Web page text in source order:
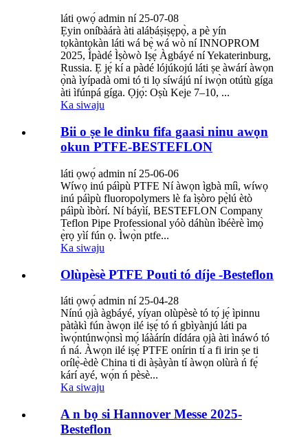
láti ọwọ́ admin ní 25-07-08
Ẹyin oníbàárà àti alábáṣiṣẹpọ̀, a pè yín
tọkàntọkàn láti wá bẹ̀ wá wò ní INNOPROM
2025, Ìpàdé Ìṣòwò Iṣẹ́ Àgbáyé ní Yekaterinburg,
Russia. Ẹ jẹ́ kí a pàdé lójúkojú láti ṣe àwárí àwọn
ọ̀nà ìyípadà omi tó ti lọ síwájú ní iwọ̀n otútù gíga
àti ìfúnpá gíga. Ọjọ́: Oṣù Keje 7–10, ...
Ka siwaju
Bii o ṣe le dinku fifa gaasi ninu awọn
okun PTFE-BESTEFLON
láti ọwọ́ admin ní 25-06-06
Wíwọ inú páìpù PTFE Ní àwọn ìgbà míì, wíwọ
inú páìpù fluoropolymers lè fa ìṣòro pẹ̀lú ètò
páìpù ìbòrí. Ní báyìí, BESTEFLON Company
Teflon Pipe Professional yóò dáhùn ìbéèrè ìmọ̀
ẹ̀rọ yìí fún ọ. Ìwọ̀n ptfe...
Ka siwaju
Olùpèsè PTFE Pouti tó díje -Besteflon
láti ọwọ́ admin ní 25-04-28
Nínú ọjà àgbáyé, yíyan olùpèsè tó tọ́ jẹ́ ìpinnu
pàtàkì fún àwọn ilé iṣẹ́ tó ń gbìyànjú láti pa
ìwọ́ntúnwọ̀nsì mọ́ láàárín dídára ọjà àti ìnáwó tó
ń ná. Àwọn ilé iṣẹ́ PTFE onírin tí a fi irin ṣe ti
orílẹ̀-èdè China ti di àṣàyàn tí àwọn olùrà ń fẹ́
kárí ayé, wọ́n ń pèsè...
Ka siwaju
A n bọ si Hannover Messe 2025-
Besteflon